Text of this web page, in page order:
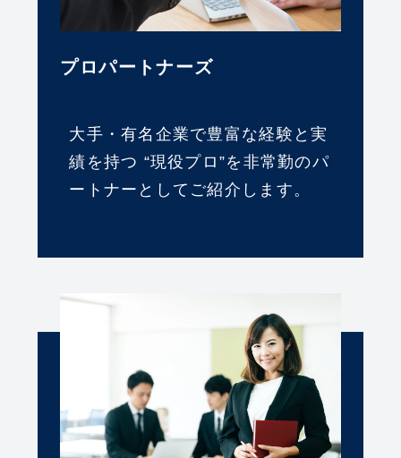
プロパートナーズ
⼤⼿・有名企業で豊富な経験と実
績を持つ “現役プロ”を⾮常勤のパ
ートナーとしてご紹介します。